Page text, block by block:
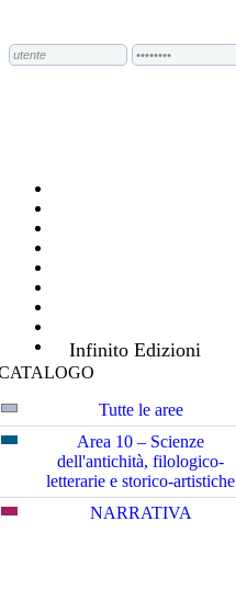
Infinito Edizioni
Tutte le aree
Area 10 – Scienze
dell'antichità, filologico-
letterarie e storico-artistiche
NARRATIVA